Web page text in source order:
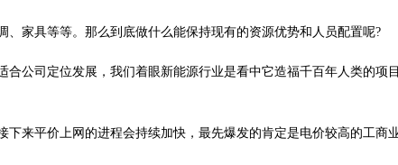
家具等等。那么到底做什么能保持现有的资源优势和人员配置呢?
司定位发展，我们着眼新能源行业是看中它造福千百年人类的项
平价上网的进程会持续加快，最先爆发的肯定是电价较高的工商